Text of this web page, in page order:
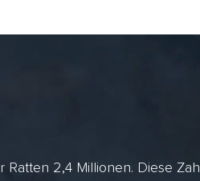
2,4 Millionen. Diese Zahl